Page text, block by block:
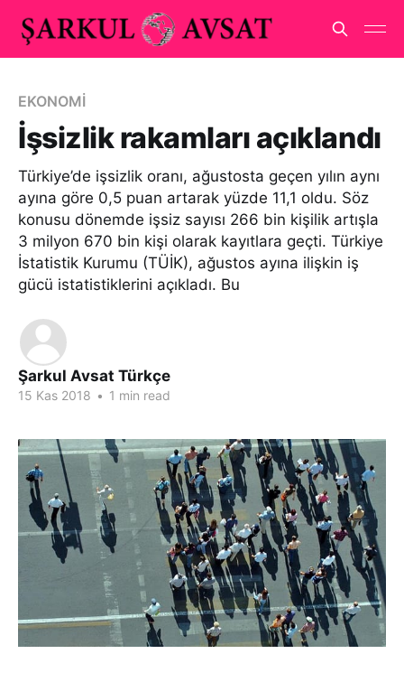
EKONOMİ
İşsizlik rakamları açıklandı
Türkiye’de işsizlik oranı, ağustosta geçen yılın aynı
ayına göre 0,5 puan artarak yüzde 11,1 oldu. Söz
konusu dönemde işsiz sayısı 266 bin kişilik artışla
3 milyon 670 bin kişi olarak kayıtlara geçti. Türkiye
İstatistik Kurumu (TÜİK), ağustos ayına ilişkin iş
gücü istatistiklerini açıkladı. Bu
Şarkul Avsat Türkçe
15 Kas 2018 • 1 min read